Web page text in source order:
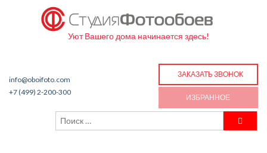
Уют Вашего дома начинается здесь!
info@oboifoto.com
+7 (499) 2-200-300
ЗАКАЗАТЬ ЗВОНОК
ИЗБРАННОЕ